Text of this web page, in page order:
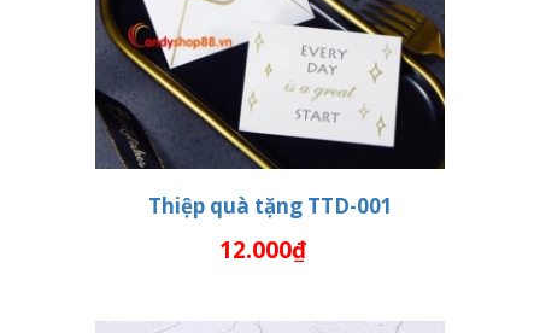
THÊM VÀO GIỎ HÀNG
Thiệp quà tặng TTD-001
12.000₫